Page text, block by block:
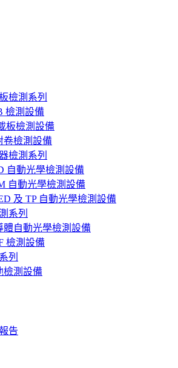
檢測系列
檢測設備
板檢測設備
卷檢測設備
檢測系列
自動光學檢測設備
自動光學檢測設備
及 TP 自動光學檢測設備
系列
體自動光學檢測設備
檢測設備
列
檢測設備
告